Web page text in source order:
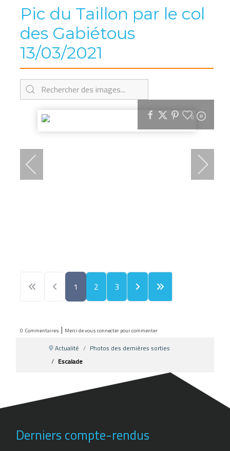
Pic du Taillon par le col
des Gabiétous
13/03/2021
0
1 2 3
0 Commentaires | Merci de vous connecter pour commenter
Actualité
Photos des dernières sorties
Escalade
Derniers compte-rendus